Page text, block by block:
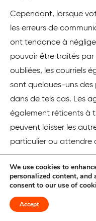
Cependant, lorsque
les erreurs de
ont tendance à
pouvoir être traités par
oubliées, les courriels
sont quelques-uns
dans de tels cas. Les
également réticents à
peuvent laisser les
particulier ou attendre
Rôles et
Une appropriation
We use cookies to
personalized content,
consent to our use of
Accept